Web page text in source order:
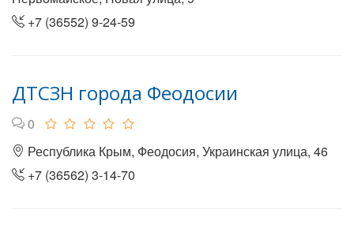
+7 (36552) 9-24-59
ДТСЗН города Феодосии
0
Республика Крым, Феодосия, Украинская улица, 46
+7 (36562) 3-14-70